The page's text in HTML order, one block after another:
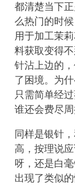
都清楚当下
么热门的时
用于加工茉
料获取变得
针沾上边的
了困境。为
只需简单经
谁还会费尽
同样是银针
高，按理说
呀，还是白
出现了类似